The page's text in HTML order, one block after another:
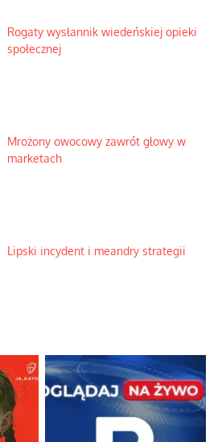
Rogaty wysłannik wiedeńskiej opieki
społecznej
Mrożony owocowy zawrót głowy w
marketach
Lipski incydent i meandry strategii